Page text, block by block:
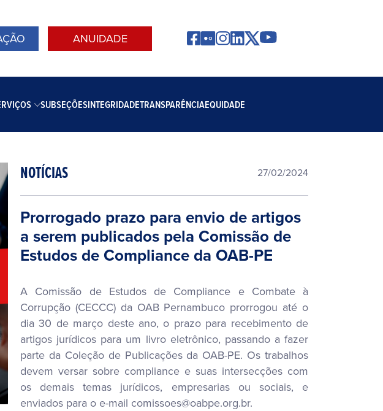
ANUIDADE
SUBSEÇÕESINTEGRIDADETRANSPARÊNCIAEQUIDADE
NOTÍCIAS 27/02/2024
Prorrogado prazo para envio de artigos
a serem publicados pela Comissão de
Estudos de Compliance da OAB-PE
A Comissão de Estudos de Compliance e Combate à
Corrupção (CECCC) da OAB Pernambuco prorrogou até o
dia 30 de março deste ano, o prazo para recebimento de
artigos jurídicos para um livro eletrônico, passando a fazer
parte da Coleção de Publicações da OAB-PE. Os trabalhos
devem versar sobre compliance e suas intersecções com
os demais temas jurídicos, empresarias ou sociais, e
enviados para o e-mail comissoes@oabpe.org.br.